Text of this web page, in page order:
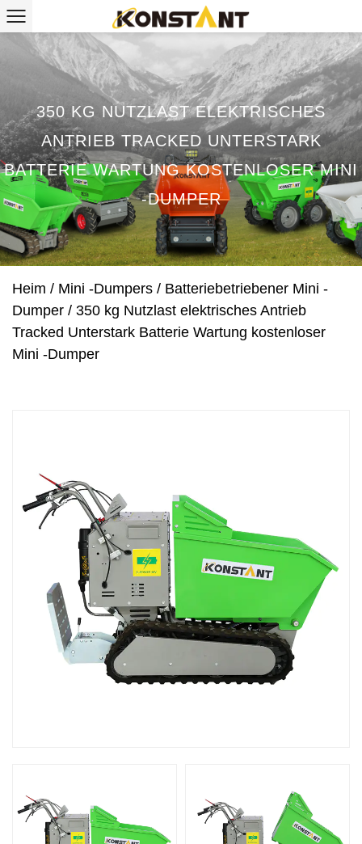
350 KG NUTZLAST ELEKTRISCHES
ANTRIEB TRACKED UNTERSTARK
BATTERIE WARTUNG KOSTENLOSER MINI
-DUMPER
Heim / Mini -Dumpers / Batteriebetriebener Mini -
Dumper / 350 kg Nutzlast elektrisches Antrieb
Tracked Unterstark Batterie Wartung kostenloser
Mini -Dumper